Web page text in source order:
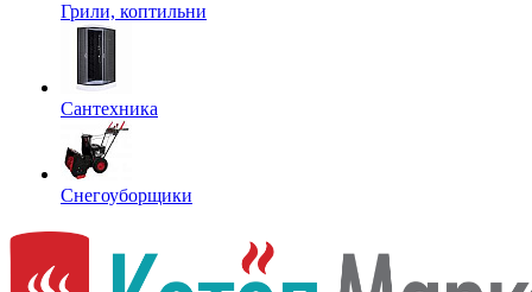
Грили, коптильни
Сантехника
Снегоуборщики